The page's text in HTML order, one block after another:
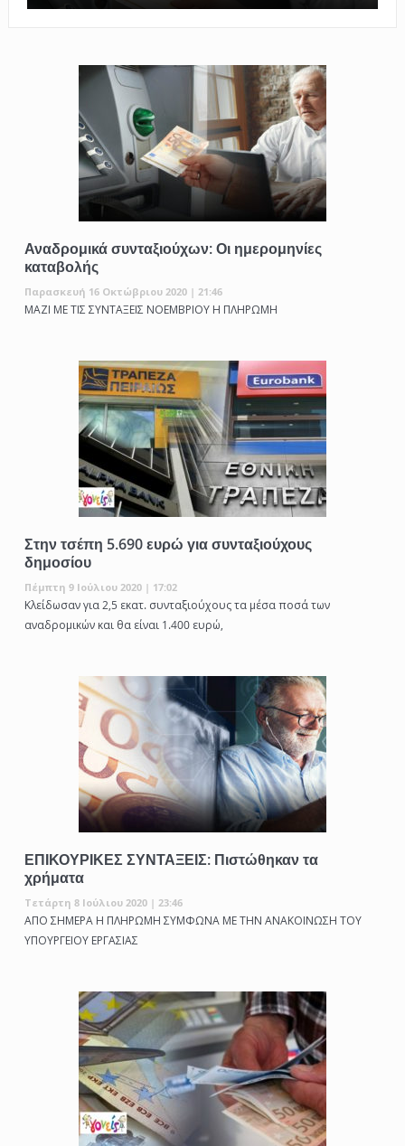
Αναδρομικά συνταξιούχων: Οι ημερομηνίες
καταβολής
Παρασκευή 16 Οκτώβριου 2020 | 21:46
ΜΑΖΙ ΜΕ ΤΙΣ ΣΥΝΤΑΞΕΙΣ ΝΟΕΜΒΡΙΟΥ Η ΠΛΗΡΩΜΗ
Στην τσέπη 5.690 ευρώ για συνταξιούχους
δημοσίου
Πέμπτη 9 Ιούλιου 2020 | 17:02
Κλείδωσαν για 2,5 εκατ. συνταξιούχους τα μέσα ποσά των
αναδρομικών και θα είναι 1.400 ευρώ,
ΕΠΙΚΟΥΡΙΚΕΣ ΣΥΝΤΑΞΕΙΣ: Πιστώθηκαν τα
χρήματα
Τετάρτη 8 Ιούλιου 2020 | 23:46
ΑΠΟ ΣΗΜΕΡΑ Η ΠΛΗΡΩΜΗ ΣΥΜΦΩΝΑ ΜΕ ΤΗΝ ΑΝΑΚΟΙΝΩΣΗ ΤΟΥ
ΥΠΟΥΡΓΕΙΟΥ ΕΡΓΑΣΙΑΣ